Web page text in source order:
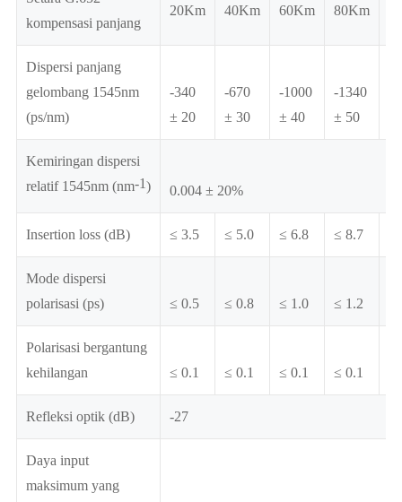
kompensasi panjang
20Km 40Km 60Km 80Km
Dispersi panjang
gelombang 1545nm
(ps/nm)
-340
± 20
-670
± 30
-1000
± 40
-1340
± 50
Kemiringan dispersi
relatif 1545nm (nm-1) 0.004 ± 20%
Insertion loss (dB) ≤ 3.5 ≤ 5.0 ≤ 6.8 ≤ 8.7
Mode dispersi
polarisasi (ps)
≤ 0.5 ≤ 0.8 ≤ 1.0 ≤ 1.2
Polarisasi bergantung
kehilangan
≤ 0.1 ≤ 0.1 ≤ 0.1 ≤ 0.1
Refleksi optik (dB) -27
Daya input
maksimum yang